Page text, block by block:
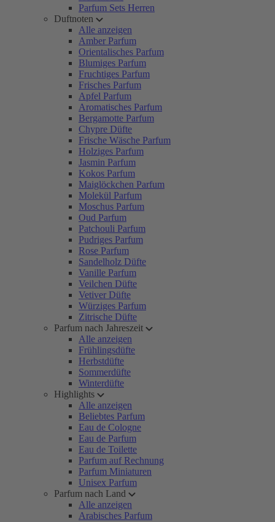
Parfum Sets Herren
Duftnoten
Alle anzeigen
Amber Parfum
Orientalisches Parfum
Blumiges Parfum
Fruchtiges Parfum
Frisches Parfum
Apfel Parfum
Aromatisches Parfum
Bergamotte Parfum
Chypre Düfte
Frische Wäsche Parfum
Holziges Parfum
Jasmin Parfum
Kokos Parfum
Maiglöckchen Parfum
Molekül Parfum
Moschus Parfum
Oud Parfum
Patchouli Parfum
Pudriges Parfum
Rose Parfum
Sandelholz Düfte
Vanille Parfum
Veilchen Düfte
Vetiver Düfte
Würziges Parfum
Zitrische Düfte
Parfum nach Jahreszeit
Alle anzeigen
Frühlingsdüfte
Herbstdüfte
Sommerdüfte
Winterdüfte
Highlights
Alle anzeigen
Beliebtes Parfum
Eau de Cologne
Eau de Parfum
Eau de Toilette
Parfum auf Rechnung
Parfum Miniaturen
Unisex Parfum
Parfum nach Land
Alle anzeigen
Arabisches Parfum